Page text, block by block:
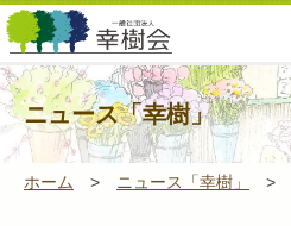
ニュース「幸樹」
ホーム > ニュース「幸樹」 >